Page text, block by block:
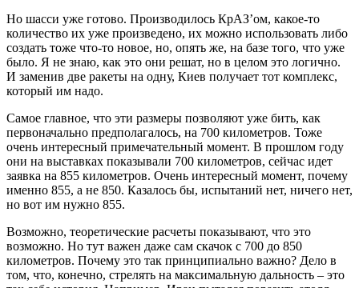
Но шасси уже готово. Производилось КрАЗ’ом, какое-то
количество их уже произведено, их можно использовать либо
создать тоже что-то новое, но, опять же, на базе того, что уже
было. Я не знаю, как это они решат, но в целом это логично.
И заменив две ракеты на одну, Киев получает тот комплекс,
который им надо.
Самое главное, что эти размеры позволяют уже бить, как
первоначально предполагалось, на 700 километров. Тоже
очень интересный примечательный момент. В прошлом году
они на выставках показывали 700 километров, сейчас идет
заявка на 855 километров. Очень интересный момент, почему
именно 855, а не 850. Казалось бы, испытаний нет, ничего нет,
но вот им нужно 855.
Возможно, теоретические расчеты показывают, что это
возможно. Но тут важен даже сам скачок с 700 до 850
километров. Почему это так принципиально важно? Дело в
том, что, конечно, стрелять на максимальную дальность – это